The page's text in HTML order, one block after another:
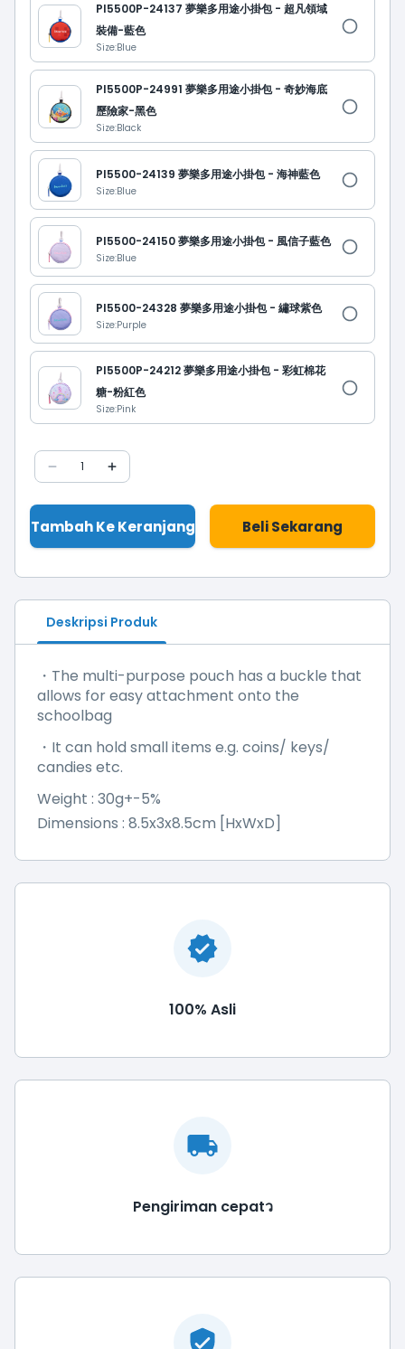
PI5500P-24137 夢樂多用途小掛包 - 超凡領域
裝備-藍色
Size:Blue
PI5500P-24991 夢樂多用途小掛包 - 奇妙海底
歷險家-黑色
Size:Black
PI5500-24139 夢樂多用途小掛包 - 海神藍色
Size:Blue
PI5500-24150 夢樂多用途小掛包 - 風信子藍色
Size:Blue
PI5500-24328 夢樂多用途小掛包 - 繡球紫色
Size:Purple
PI5500P-24212 夢樂多用途小掛包 - 彩虹棉花
糖-粉紅色
Size:Pink
1
Tambah Ke Keranjang Beli Sekarang
Deskripsi Produk
・The multi-purpose pouch has a buckle that
allows for easy attachment onto the
schoolbag
・It can hold small items e.g. coins/ keys/
candies etc.
Weight : 30g+-5%
Dimensions : 8.5x3x8.5cm [HxWxD]
100% Asli
Pengiriman cepatว